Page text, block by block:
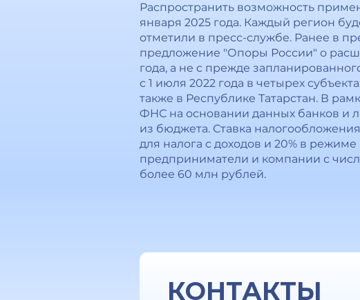
Распространить возможность
января 2025 года. Каждый регион
отметили в пресс-службе. Ранее в
предложение "Опоры России" о
года, а не с прежде
с 1 июля 2022 года в четырех
также в Республике Татарстан. В
ФНС на основании данных банков и
из бюджета. Ставка
для налога с доходов и 20% в
предприниматели и компании с
более 60 млн рублей.
КОНТАКТЫ